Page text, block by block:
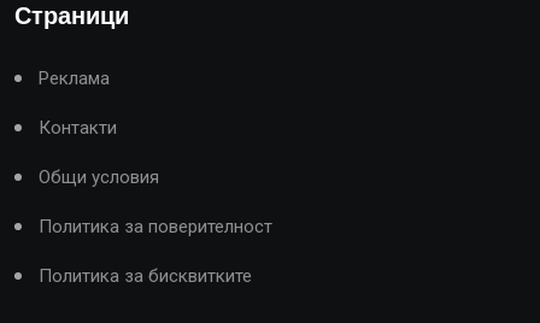
Страници
Реклама
Контакти
Общи условия
Политика за поверителност
Политика за бисквитките